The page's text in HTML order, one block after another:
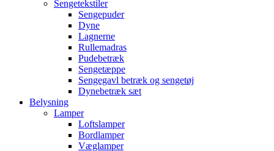
Sengetekstiler
Sengepuder
Dyne
Lagnerne
Rullemadras
Pudebetræk
Sengetæppe
Sengegavl betræk og sengetøj
Dynebetræk sæt
Belysning
Lamper
Loftslamper
Bordlamper
Væglamper